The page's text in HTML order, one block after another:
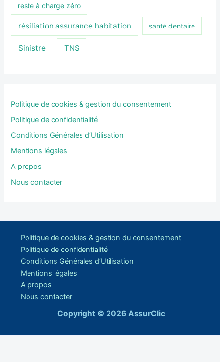
reste à charge zéro
résiliation assurance habitation santé dentaire
Sinistre TNS
Politique de cookies & gestion du consentement
Politique de confidentialité
Conditions Générales d’Utilisation
Mentions légales
A propos
Nous contacter
Politique de cookies & gestion du consentement
Politique de confidentialité
Conditions Générales d’Utilisation
Mentions légales
A propos
Nous contacter
Copyright © 2026 AssurClic